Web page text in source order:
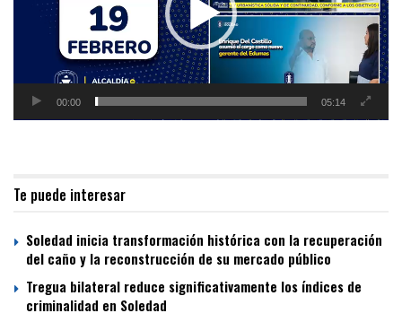
00:00 05:14
Te puede interesar
Soledad inicia transformación histórica con la recuperación
del caño y la reconstrucción de su mercado público
Tregua bilateral reduce significativamente los índices de
criminalidad en Soledad